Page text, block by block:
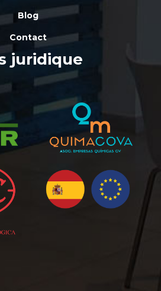
Blog
Contact
juridique